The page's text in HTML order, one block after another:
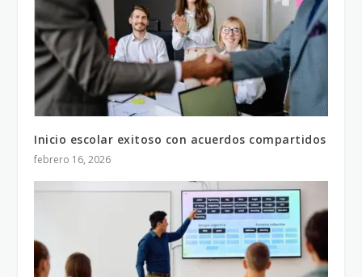
Inicio escolar exitoso con acuerdos compartidos
febrero 16, 2026